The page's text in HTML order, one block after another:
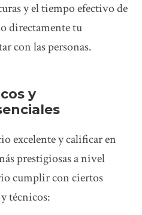
y el tiempo efectivo de
directamente tu
con las personas.
y
excelente y calificar en
prestigiosas a nivel
cumplir con ciertos
técnicos: